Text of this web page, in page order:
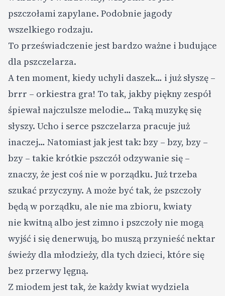
pszczołami zapylane. Podobnie jagody
wszelkiego rodzaju.
To przeświadczenie jest bardzo ważne i budujące
dla pszczelarza.
A ten moment, kiedy uchyli daszek… i już słyszę –
brrr – orkiestra gra! To tak, jakby piękny zespół
śpiewał najczulsze melodie… Taką muzykę się
słyszy. Ucho i serce pszczelarza pracuje już
inaczej… Natomiast jak jest tak: bzy – bzy, bzy –
bzy – takie krótkie pszczół odzywanie się –
znaczy, że jest coś nie w porządku. Już trzeba
szukać przyczyny. A może być tak, że pszczoły
będą w porządku, ale nie ma zbioru, kwiaty
nie kwitną albo jest zimno i pszczoły nie mogą
wyjść i się denerwują, bo muszą przynieść nektar
świeży dla młodzieży, dla tych dzieci, które się
bez przerwy lęgną.
Z miodem jest tak, że każdy kwiat wydziela